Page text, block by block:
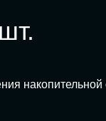
накопительной